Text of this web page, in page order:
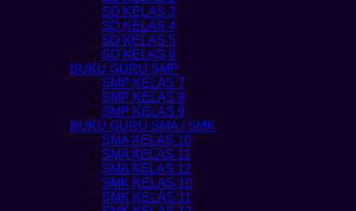
SD KELAS 3
SD KELAS 4
SD KELAS 5
SD KELAS 6
BUKU GURU SMP
SMP KELAS 7
SMP KELAS 8
SMP KELAS 9
BUKU GURU SMA / SMK
SMA KELAS 10
SMA KELAS 11
SMA KELAS 12
SMK KELAS 10
SMK KELAS 11